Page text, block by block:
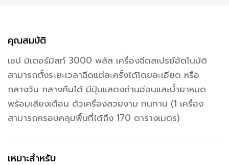
คุณสมบัติ
เซป มิเตอร์มิสท์ 3000 พลัส เครื่องฉีดสเปรย์อัตโนมัติ
สามารถตั้งระยะเวลาฉีดแต่ละครั้งได้โดยละเอียด หรือ
กลางวัน กลางคืนได้ มีปุ่มแสดงถ่านอ่อนและน้ำยาหมด
พร้อมเสียงเตือน ตัวเครื่องสวยงาม ทนทาน (1 เครื่อง
สามารถครอบคลุมพื้นที่ได้ถึง 170 ตารางเมตร)
เหมาะสำหรับ